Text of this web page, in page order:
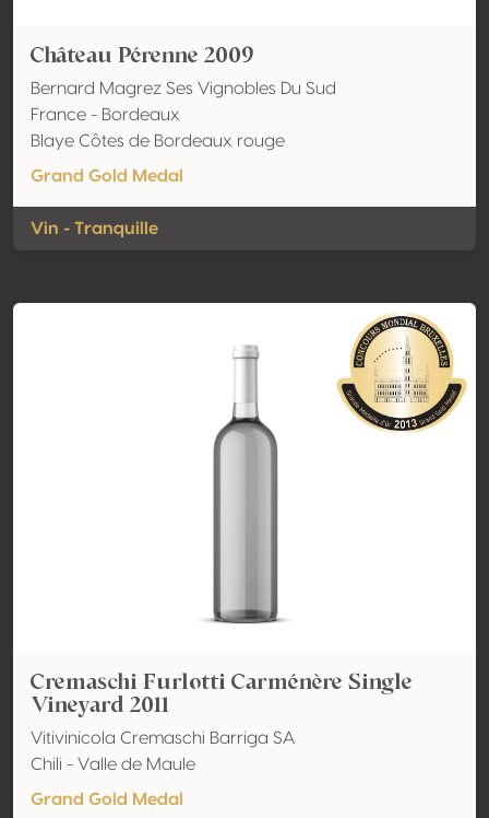
Château Pérenne 2009
Bernard Magrez Ses Vignobles Du Sud
France - Bordeaux
Blaye Côtes de Bordeaux rouge
Grand Gold Medal
Vin - Tranquille
Cremaschi Furlotti Carménère Single
Vineyard 2011
Vitivinicola Cremaschi Barriga SA
Chili - Valle de Maule
Grand Gold Medal